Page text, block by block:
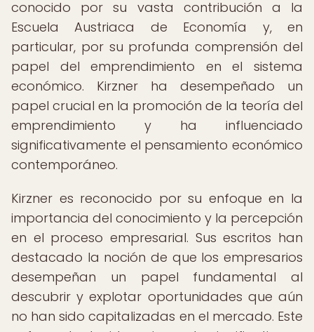
conocido por su vasta contribución a la
Escuela Austriaca de Economía y, en
particular, por su profunda comprensión del
papel del emprendimiento en el sistema
económico. Kirzner ha desempeñado un
papel crucial en la promoción de la teoría del
emprendimiento y ha influenciado
significativamente el pensamiento económico
contemporáneo.
Kirzner es reconocido por su enfoque en la
importancia del conocimiento y la percepción
en el proceso empresarial. Sus escritos han
destacado la noción de que los empresarios
desempeñan un papel fundamental al
descubrir y explotar oportunidades que aún
no han sido capitalizadas en el mercado. Este